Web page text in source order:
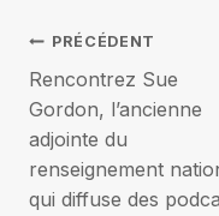
Navigation
de
l’article
PRÉCÉDENT
Rencontrez Sue
Gordon, l’ancienne
adjointe du
renseignement
qui diffuse des